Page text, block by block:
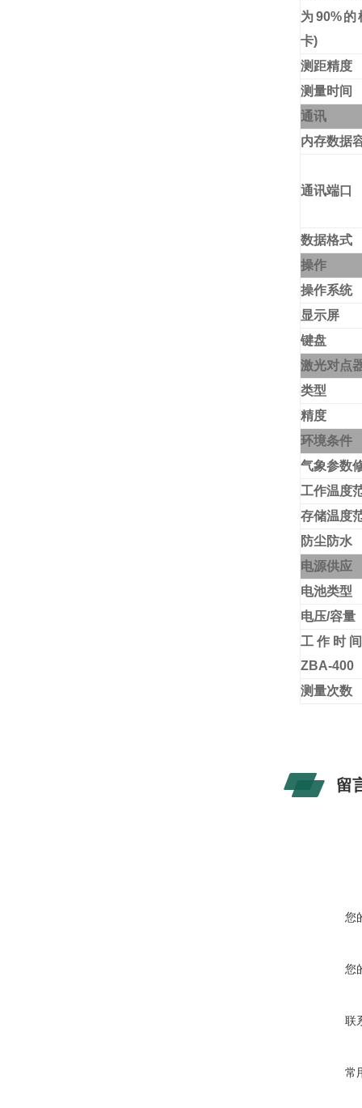
为90%的
卡)
测距精度
测量时间
通讯
内存数据
通讯端口
数据格式
操作
操作系统
显示屏
键盘
激光对点
类型
精度
环境条件
气象参数
工作温度
存储温度
防尘防水
电源供应
电池类型
电压/容量
工作时
ZBA-400
测量次数
留
您
您
联
常